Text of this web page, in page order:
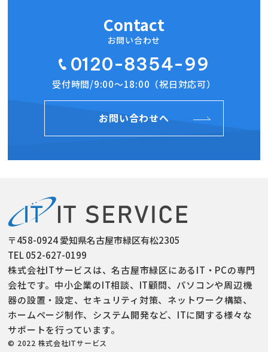
Contact
お問い合わせ
0120-8354-99
受付時間/9:00〜18:00（祝日対応可）
お問い合わせへ
〒458-0924 愛知県名古屋市緑区有松2305
TEL 052-627-0199
株式会社ITサービスは、名古屋市緑区にあるIT・PCの専門
会社です。中小企業のIT相談、IT顧問、パソコンや周辺機
器の設置・設定、セキュリティ対策、ネットワーク構築、
ホームページ制作、システム開発など、ITに関する様々な
サポートを行っています。
© 2022 株式会社ITサービス